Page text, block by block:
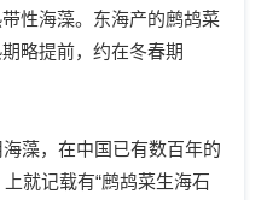
性海藻。东海产的鹧鸪菜
略提前，约在冬春期
藻，在中国已有数百年的
就记载有“鹧鸪菜生海石